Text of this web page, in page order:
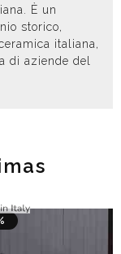
È un
storico,
italiana,
di aziende del